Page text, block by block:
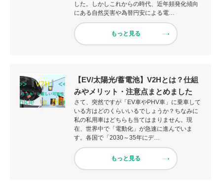
した。しかしこれからの時代、近年頻発化傾向
にある自然災害や為替円安による電…
もっと見る
【EV/太陽光/蓄電池】V2Hとは？仕組
みやメリット・注意点まとめました
さて、突然ですが「EV車やPHV車」に乗車して
いる方はどのくらいいるでしょうか？ちなみに
私の私用車はどちらも当てはまりません。現
在、世界中で「電動化」が急速に進んでいま
す。各国で「2030～35年にデ…
もっと見る